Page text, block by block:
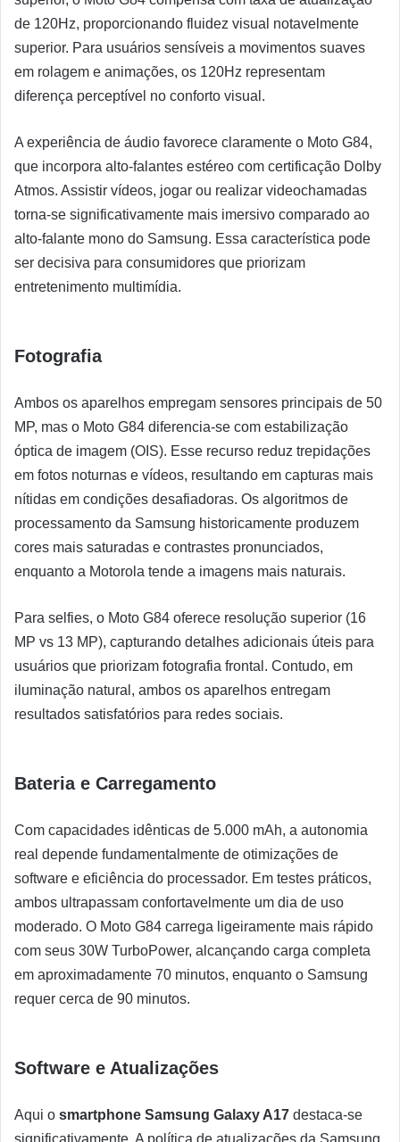
de 120Hz, proporcionando fluidez visual notavelmente
superior. Para usuários sensíveis a movimentos suaves
em rolagem e animações, os 120Hz representam
diferença perceptível no conforto visual.
A experiência de áudio favorece claramente o Moto G84,
que incorpora alto-falantes estéreo com certificação Dolby
Atmos. Assistir vídeos, jogar ou realizar videochamadas
torna-se significativamente mais imersivo comparado ao
alto-falante mono do Samsung. Essa característica pode
ser decisiva para consumidores que priorizam
entretenimento multimídia.
Fotografia
Ambos os aparelhos empregam sensores principais de 50
MP, mas o Moto G84 diferencia-se com estabilização
óptica de imagem (OIS). Esse recurso reduz trepidações
em fotos noturnas e vídeos, resultando em capturas mais
nítidas em condições desafiadoras. Os algoritmos de
processamento da Samsung historicamente produzem
cores mais saturadas e contrastes pronunciados,
enquanto a Motorola tende a imagens mais naturais.
Para selfies, o Moto G84 oferece resolução superior (16
MP vs 13 MP), capturando detalhes adicionais úteis para
usuários que priorizam fotografia frontal. Contudo, em
iluminação natural, ambos os aparelhos entregam
resultados satisfatórios para redes sociais.
Bateria e Carregamento
Com capacidades idênticas de 5.000 mAh, a autonomia
real depende fundamentalmente de otimizações de
software e eficiência do processador. Em testes práticos,
ambos ultrapassam confortavelmente um dia de uso
moderado. O Moto G84 carrega ligeiramente mais rápido
com seus 30W TurboPower, alcançando carga completa
em aproximadamente 70 minutos, enquanto o Samsung
requer cerca de 90 minutos.
Software e Atualizações
Aqui o smartphone Samsung Galaxy A17 destaca-se
significativamente. A política de atualizações da Samsung